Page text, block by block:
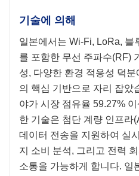
기술에 의해
일본에서는 Wi-Fi, LoRa, 블
를 포함한 무선 주파수(RF)
성, 다양한 환경 적응성 덕
의 핵심 기반으로 자리 잡았
야가 시장 점유율 59.27%
한 기술은 첨단 계량 인프라
데이터 전송을 지원하여 실
지 소비 분석, 그리고 전력
소통을 가능하게 합니다. 일